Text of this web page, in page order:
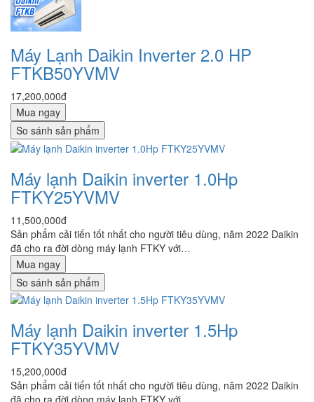
Máy Lạnh Daikin Inverter 2.0 HP
FTKB50YVMV
17,200,000đ
Mua ngay
So sánh sản phẩm
Máy lạnh Daikin inverter 1.0Hp
FTKY25YVMV
11,500,000đ
Sản phẩm cải tiến tốt nhất cho người tiêu dùng, năm 2022 Daikin
đã cho ra đời dòng máy lạnh FTKY với…
Mua ngay
So sánh sản phẩm
Máy lạnh Daikin inverter 1.5Hp
FTKY35YVMV
15,200,000đ
Sản phẩm cải tiến tốt nhất cho người tiêu dùng, năm 2022 Daikin
đã cho ra đời dòng máy lạnh FTKY với…